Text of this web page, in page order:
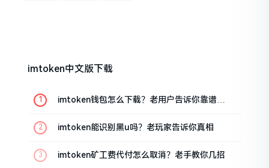
imtoken中文版下载
imtoken钱包怎么下载？老用户告诉你靠谱渠
imtoken能识别黑u吗？老玩家告诉你真相
imtoken矿工费代付怎么取消？老手教你几招